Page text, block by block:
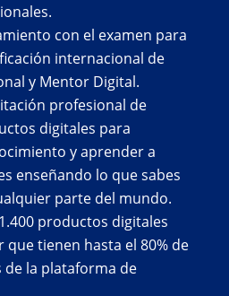
con el examen para
internacional de
y Mentor Digital.
profesional de
digitales para
y aprender a
enseñando lo que sabes
parte del mundo.
productos digitales
que tienen hasta el 80% de
de la plataforma de